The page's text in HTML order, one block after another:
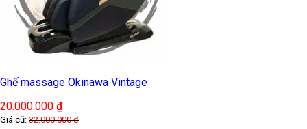
Ghế massage Okinawa Vintage
20.000.000 ₫
Giá cũ: 32.000.000₫